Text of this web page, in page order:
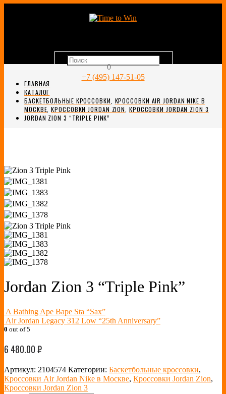
0
+7 (495) 147-51-05
ГЛАВНАЯ
КАТАЛОГ
БАСКЕТБОЛЬНЫЕ КРОССОВКИ КРОССОВКИ AIR JORDAN NIKE В
МОСКВЕ ,КРОССОВКИ JORDAN ZION КРОССОВКИ JORDAN ZION 3
JORDAN ZION 3 “TRIPLE PINK”
Jordan Zion 3 “Triple Pink”
A Bathing Ape Bape Sta “Sax”
Air Jordan Legacy 312 Low “25th Anniversary”
0 out of 5
6 480.00₽
Артикул: 2104574 Категории: Баскетбольные кроссовки,
Кроссовки Air Jordan Nike в Москве, Кроссовки Jordan Zion,
Кроссовки Jordan Zion 3